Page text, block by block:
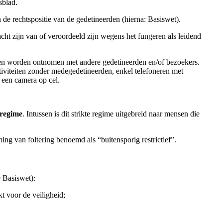
rechtspositie van de gedetineerden (hierna: Basiswet).
zijn van of veroordeeld zijn wegens het fungeren als leidend
ontnomen met andere gedetineerden en/of bezoekers.
zonder medegedetineerden, enkel telefoneren met
camera op cel.
. Intussen is dit strikte regime uitgebreid naar mensen die
van foltering benoemd als “buitensporig restrictief”.
Basiswet):
voor de veiligheid;